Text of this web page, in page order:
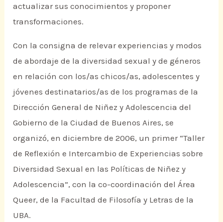
actualizar sus conocimientos y proponer
transformaciones.
Con la consigna de relevar experiencias y modos
de abordaje de la diversidad sexual y de géneros
en relación con los/as chicos/as, adolescentes y
jóvenes destinatarios/as de los programas de la
Dirección General de Niñez y Adolescencia del
Gobierno de la Ciudad de Buenos Aires, se
organizó, en diciembre de 2006, un primer “Taller
de Reflexión e Intercambio de Experiencias sobre
Diversidad Sexual en las Políticas de Niñez y
Adolescencia”, con la co-coordinación del Área
Queer, de la Facultad de Filosofía y Letras de la
UBA.